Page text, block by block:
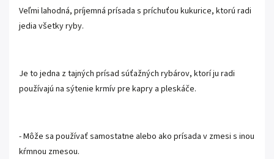
Veľmi lahodná, príjemná prísada s príchuťou kukurice, ktorú radi
jedia všetky ryby.
Je to jedna z tajných prísad súťažných rybárov, ktorí ju radi
používajú na sýtenie krmív pre kapry a pleskáče.
- Môže sa používať samostatne alebo ako prísada v zmesi s inou
kŕmnou zmesou.